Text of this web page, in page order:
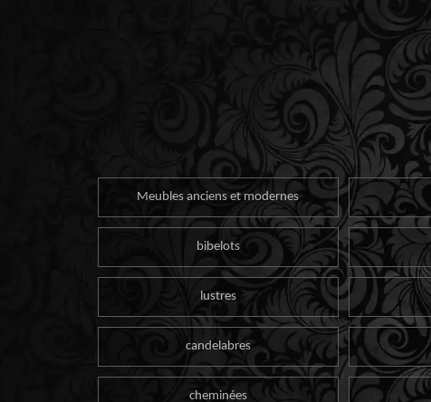
Meubles anciens et modernes
bibelots
lustres
candelabres
cheminées